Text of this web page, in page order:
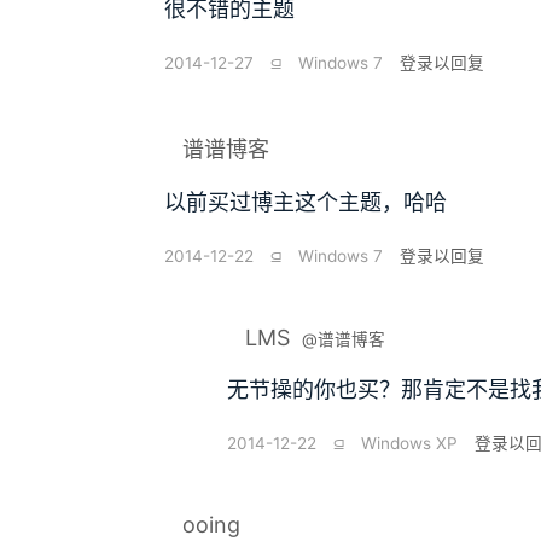
很不错的主题
2014-12-27 ⫑ Windows 7 登录以回复
谱谱博客
以前买过博主这个主题，哈哈
2014-12-22 ⫑ Windows 7 登录以回复
LMS @谱谱博客
无节操的你也买？那肯定不是找
2014-12-22 ⫑ Windows XP 登录以
ooing